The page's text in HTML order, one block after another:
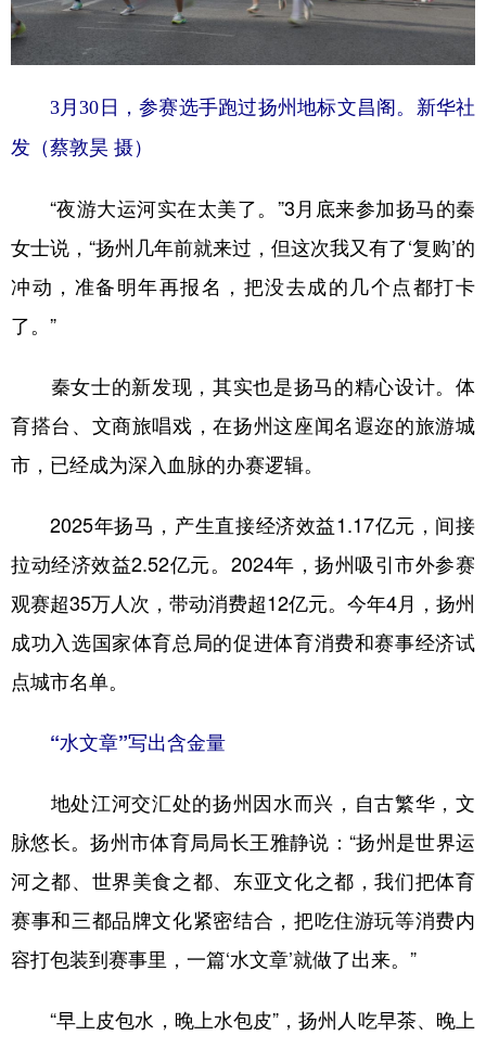
3月30日，参赛选手跑过扬州地标文昌阁。新华社
发（蔡敦昊 摄）
“夜游大运河实在太美了。”3月底来参加扬马的秦
女士说，“扬州几年前就来过，但这次我又有了‘复购’的
冲动，准备明年再报名，把没去成的几个点都打卡
了。”
秦女士的新发现，其实也是扬马的精心设计。体
育搭台、文商旅唱戏，在扬州这座闻名遐迩的旅游城
市，已经成为深入血脉的办赛逻辑。
2025年扬马，产生直接经济效益1.17亿元，间接
拉动经济效益2.52亿元。2024年，扬州吸引市外参赛
观赛超35万人次，带动消费超12亿元。今年4月，扬州
成功入选国家体育总局的促进体育消费和赛事经济试
点城市名单。
“水文章”写出含金量
地处江河交汇处的扬州因水而兴，自古繁华，文
脉悠长。扬州市体育局局长王雅静说：“扬州是世界运
河之都、世界美食之都、东亚文化之都，我们把体育
赛事和三都品牌文化紧密结合，把吃住游玩等消费内
容打包装到赛事里，一篇‘水文章’就做了出来。”
“早上皮包水，晚上水包皮”，扬州人吃早茶、晚上